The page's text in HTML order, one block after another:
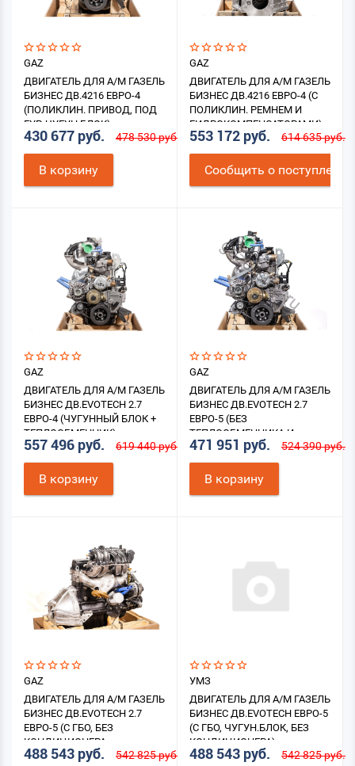
GAZ
ДВИГАТЕЛЬ ДЛЯ А/М ГАЗЕЛЬ
БИЗНЕС ДВ.4216 ЕВРО-4
(ПОЛИКЛИН. ПРИВОД, ПОД
ГУР, ЧУГУН.БЛОК)
430 677 руб. 478 530 руб.
В корзину
GAZ
ДВИГАТЕЛЬ ДЛЯ А/М ГАЗЕЛЬ
БИЗНЕС ДВ.4216 ЕВРО-4 (С
ПОЛИКЛИН. РЕМНЕМ И
ГИДРОКОМПЕНСАТОРАМИ)
553 172 руб. 614 635 руб.
Cообщить о поступлении
GAZ
ДВИГАТЕЛЬ ДЛЯ А/М ГАЗЕЛЬ
БИЗНЕС ДВ.EVOTECH 2.7
ЕВРО-4 (ЧУГУННЫЙ БЛОК +
ТЕПЛООБМЕННИК)
557 496 руб. 619 440 руб.
В корзину
GAZ
ДВИГАТЕЛЬ ДЛЯ А/М ГАЗЕЛЬ
БИЗНЕС ДВ.EVOTECH 2.7
ЕВРО-5 (БЕЗ
ТЕПЛООБМЕННИКА И
КОМПРЕССОРА, ЧУГУННЫЙ
БЛОК
471 951 руб. 524 390 руб.
В корзину
GAZ
ДВИГАТЕЛЬ ДЛЯ А/М ГАЗЕЛЬ
БИЗНЕС ДВ.EVOTECH 2.7
ЕВРО-5 (С ГБО, БЕЗ
КОНДИЦИОНЕРА,
ЧУГУННЫЙ БЛОК)
488 543 руб. 542 825 руб.
УМЗ
ДВИГАТЕЛЬ ДЛЯ А/М ГАЗЕЛЬ
БИЗНЕС ДВ.EVOTECH ЕВРО-5
(С ГБО, ЧУГУН.БЛОК, БЕЗ
КОНДИЦИОНЕРА)
488 543 руб. 542 825 руб.